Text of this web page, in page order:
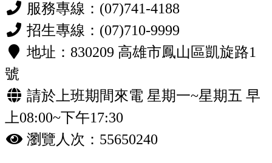
服務專線：(07)741-4188
招生專線：(07)710-9999
地址：830209 高雄市鳳山區凱旋路1
號
請於上班期間來電 星期一~星期五 早
上08:00~下午17:30
瀏覽人次：55650240